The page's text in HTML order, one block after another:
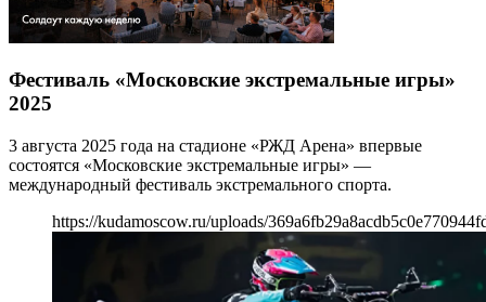
Фестиваль «Московские экстремальные игры»
2025
3 августа 2025 года на стадионе «РЖД Арена» впервые
состоятся «Московские экстремальные игры» —
международный фестиваль экстремального спорта.
https://kudamoscow.ru/uploads/